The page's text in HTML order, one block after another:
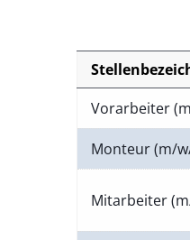
Vorarbeiter
Monteur (m/
Mitarbeiter